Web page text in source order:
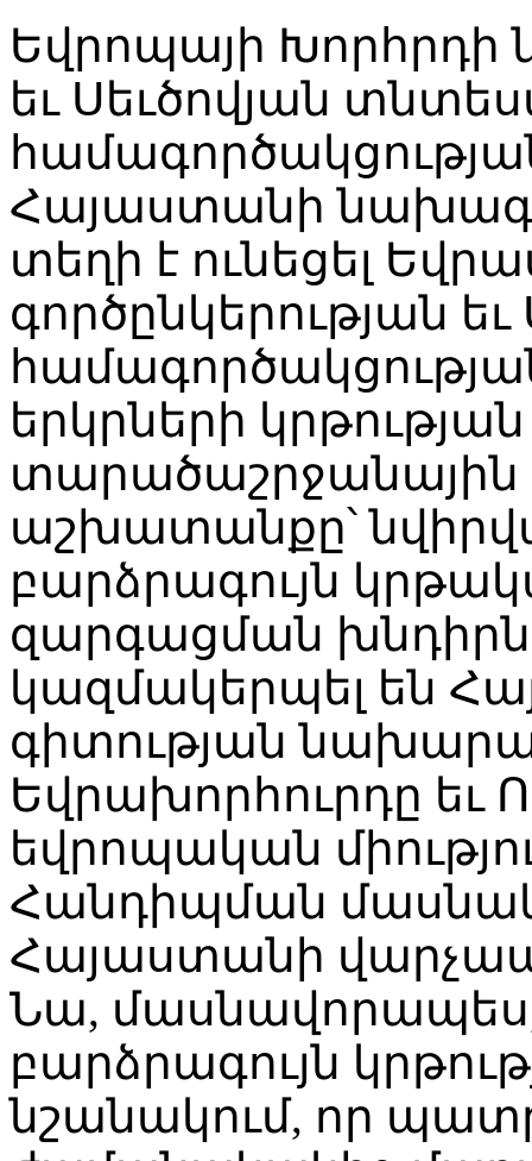
Եվրոպայի
եւ Սեւծովյան
Հայաստանի
տեղի է ունեցել
գործընկերության
երկրների
տարածաշրջանային
աշխատանքը՝
բարձրագույն
զարգացման
կազմակերպել են
գիտության
Եվրախորհուրդը եւ
եվրոպական
Հանդիպման
Հայաստանի
Նա, մասնավորապես,
բարձրագույն
նշանակում, որ